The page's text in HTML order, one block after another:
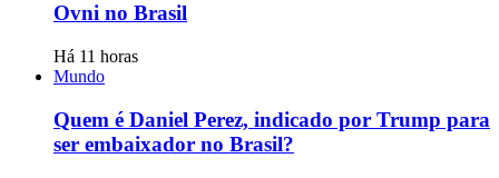
Ovni no Brasil
Há 11 horas
Mundo
Quem é Daniel Perez, indicado por Trump para
ser embaixador no Brasil?